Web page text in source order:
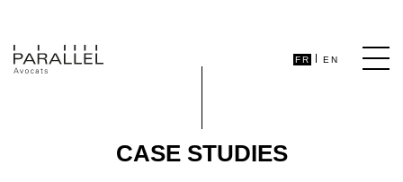
FR EN
CASE STUDIES